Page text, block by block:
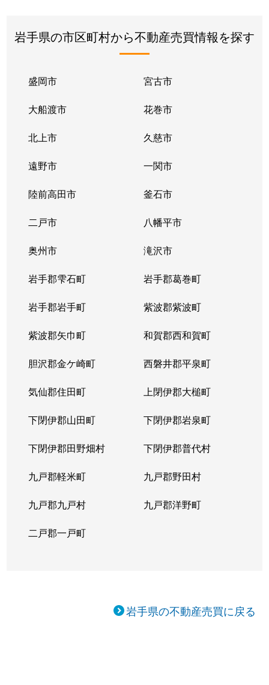
岩手県の市区町村から不動産売買情報を探す
盛岡市 宮古市
大船渡市 花巻市
北上市 久慈市
遠野市 一関市
陸前高田市 釜石市
二戸市 八幡平市
奥州市 滝沢市
岩手郡雫石町 岩手郡葛巻町
岩手郡岩手町 紫波郡紫波町
紫波郡矢巾町 和賀郡西和賀町
胆沢郡金ケ崎町 西磐井郡平泉町
気仙郡住田町 上閉伊郡大槌町
下閉伊郡山田町 下閉伊郡岩泉町
下閉伊郡田野畑村 下閉伊郡普代村
九戸郡軽米町 九戸郡野田村
九戸郡九戸村 九戸郡洋野町
二戸郡一戸町
岩手県の不動産売買に戻る